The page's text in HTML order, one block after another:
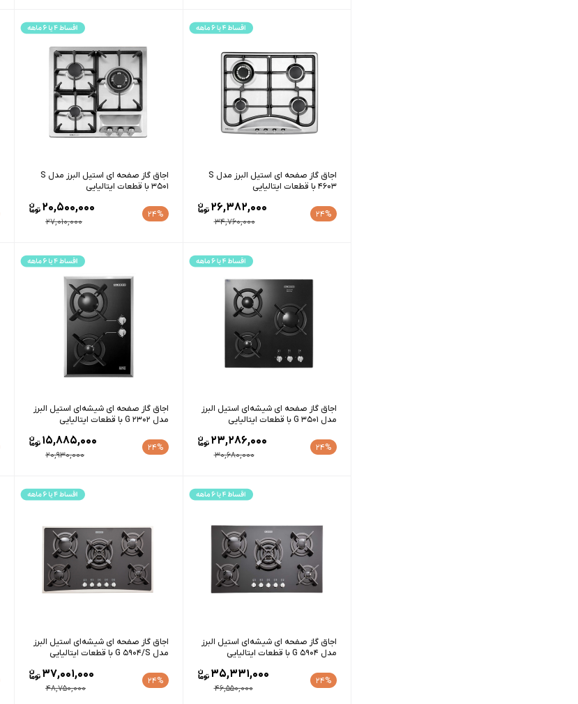
اجاق گاز صفحه ای استیل البرز مدل S
4603 با قطعات ایتالیایی
24%
34,760,000
26,382,000
اجاق گاز صفحه ای استیل البرز مدل S
3501 با قطعات ایتالیایی
24%
27,010,000
20,500,000
اجاق گاز صفحه ای شیشه‌ای استیل البرز
مدل G 3501 با قطعات ایتالیایی
24%
30,680,000
23,286,000
اجاق گاز صفحه ای شیشه‌ای استیل البرز
مدل G 2302 با قطعات ایتالیایی
24%
20,930,000
15,885,000
اجاق گاز صفحه ای شیشه‌ای استیل البرز
مدل G 5904 با قطعات ایتالیایی
24%
46,550,000
35,331,000
اجاق گاز صفحه ای شیشه‌ای استیل البرز
مدل G 5904/S با قطعات ایتالیایی
24%
48,750,000
37,001,000